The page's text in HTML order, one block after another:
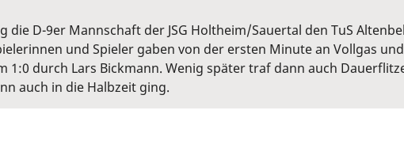
D-9er Mannschaft der JSG Holtheim/Sauertal den TuS
und Spieler gaben von der ersten Minute an Vollgas und
1:0 durch Lars Bickmann. Wenig später traf dann auch
auch in die Halbzeit ging.